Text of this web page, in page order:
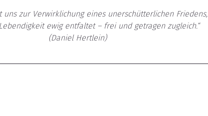
uns zur Verwirklichung eines unerschütterlichen Friedens,
ewig entfaltet – frei und getragen zugleich.“
(Daniel Hertlein)